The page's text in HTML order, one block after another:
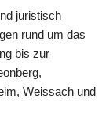
juristisch
rund um das
bis zur
Weissach und